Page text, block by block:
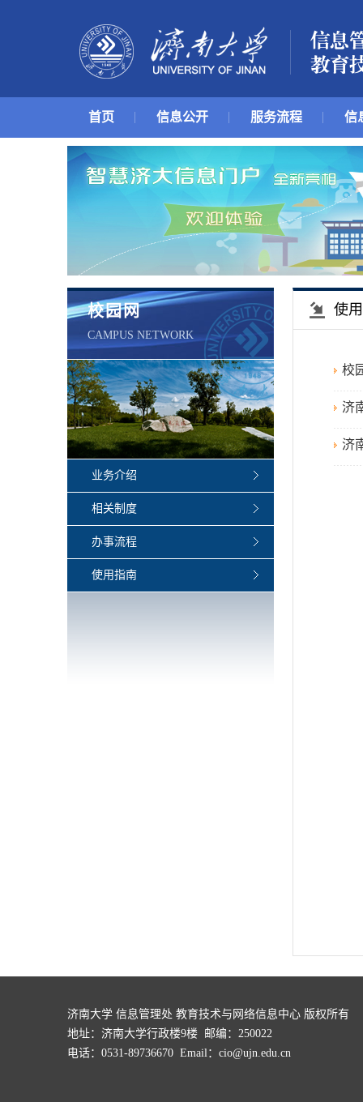
首页 信息公开 服务流程 信
校园网
CAMPUS NETWORK
业务介绍
相关制度
办事流程
使用指南
使
校
济
济
济南大学 信息管理处 教育技术与网络信息中心 版权所有
地址：济南大学行政楼9楼 邮编：250022
电话：0531-89736670 Email：cio@ujn.edu.cn